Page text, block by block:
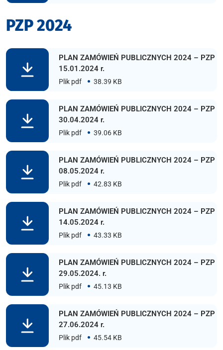
PZP 2024
PLAN ZAMÓWIEŃ PUBLICZNYCH 2024 – PZP
15.01.2024 r.
Plik pdf 38.39 KB
PLAN ZAMÓWIEŃ PUBLICZNYCH 2024 – PZP
30.04.2024 r.
Plik pdf 39.06 KB
PLAN ZAMÓWIEŃ PUBLICZNYCH 2024 – PZP
08.05.2024 r.
Plik pdf 42.83 KB
PLAN ZAMÓWIEŃ PUBLICZNYCH 2024 – PZP
14.05.2024 r.
Plik pdf 43.33 KB
PLAN ZAMÓWIEŃ PUBLICZNYCH 2024 – PZP
29.05.2024. r.
Plik pdf 45.13 KB
PLAN ZAMÓWIEŃ PUBLICZNYCH 2024 – PZP
27.06.2024 r.
Plik pdf 45.54 KB